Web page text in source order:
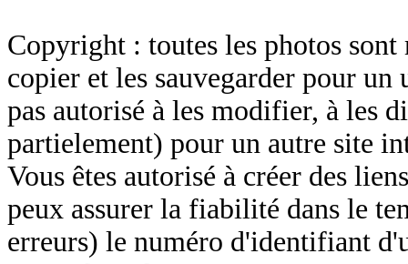
Copyright : toutes les photos sont
copier et les sauvegarder pour un
pas autorisé à les modifier, à les
partielement) pour un autre site
Vous êtes autorisé à créer des
peux assurer la fiabilité dans le
erreurs) le numéro d'identifiant